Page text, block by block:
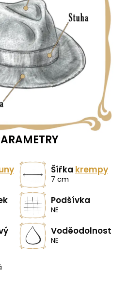
Šířka krempy
7 cm
Podšívka
NE
Voděodolnost
NE